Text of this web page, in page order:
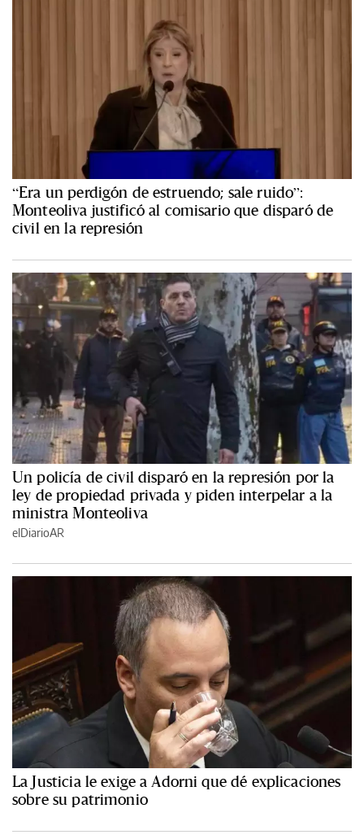
“Era un perdigón de estruendo; sale ruido”:
Monteoliva justificó al comisario que disparó de
civil en la represión
Un policía de civil disparó en la represión por la
ley de propiedad privada y piden interpelar a la
ministra Monteoliva
elDiarioAR
La Justicia le exige a Adorni que dé explicaciones
sobre su patrimonio